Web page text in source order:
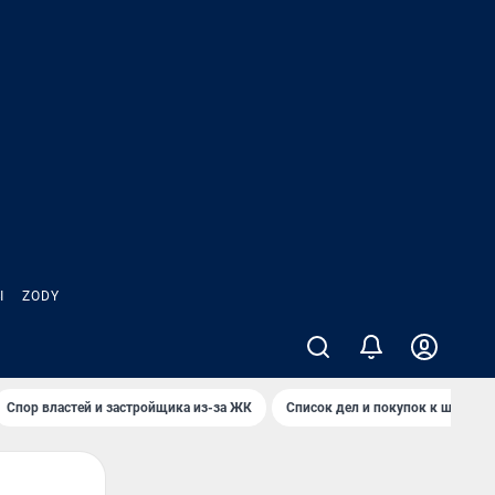
ZODY
Спор властей и застройщика из-за ЖК Список дел и покупок к школе